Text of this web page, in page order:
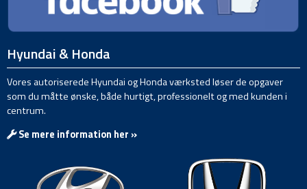
Hyundai & Honda
Vores autoriserede Hyundai og Honda værksted løser de opgaver
som du måtte ønske, både hurtigt, professionelt og med kunden i
centrum.
Se mere information her »